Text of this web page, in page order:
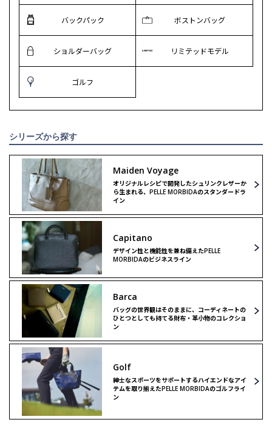
バックパック ボストンバッグ
ショルダーバッグ リミテッドモデル
ゴルフ
シリーズから探す
Maiden Voyage
オリジナルレシピで開発したシュリンクレザーか
ら生まれる、PELLE MORBIDAのスタンダードラ
イン
Capitano
デザイン性と機能性を兼ね備えたPELLE
MORBIDAのビジネスライン
Barca
バッグの世界観はそのままに、コーディネートの
ひとつとしても持てる財布・革小物のコレクショ
ン
Golf
紳士なスポーツをサポートするハイエンドなアイ
テムを取り揃えたPELLE MORBIDAのゴルフライ
ン